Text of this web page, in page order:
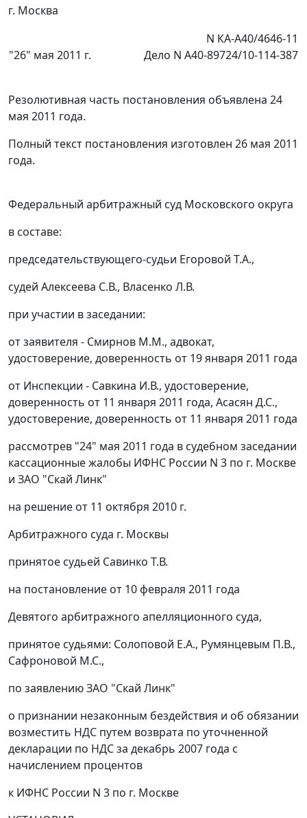
г. Москва
"26" мая 2011 г.
N КА-А40/4646-11
Дело N А40-89724/10-114-387
Резолютивная часть постановления объявлена 24
мая 2011 года.
Полный текст постановления изготовлен 26 мая 2011
года.
Федеральный арбитражный суд Московского округа
в составе:
председательствующего-судьи Егоровой Т.А.,
судей Алексеева С.В., Власенко Л.В.
при участии в заседании:
от заявителя - Смирнов М.М., адвокат,
удостоверение, доверенность от 19 января 2011 года
от Инспекции - Савкина И.В., удостоверение,
доверенность от 11 января 2011 года, Асасян Д.С.,
удостоверение, доверенность от 11 января 2011 года
рассмотрев "24" мая 2011 года в судебном заседании
кассационные жалобы ИФНС России N 3 по г. Москве
и ЗАО "Скай Линк"
на решение от 11 октября 2010 г.
Арбитражного суда г. Москвы
принятое судьей Савинко Т.В.
на постановление от 10 февраля 2011 года
Девятого арбитражного апелляционного суда,
принятое судьями: Солоповой Е.А., Румянцевым П.В.,
Сафроновой М.С.,
по заявлению ЗАО "Скай Линк"
о признании незаконным бездействия и об обязании
возместить НДС путем возврата по уточненной
декларации по НДС за декабрь 2007 года с
начислением процентов
к ИФНС России N 3 по г. Москве